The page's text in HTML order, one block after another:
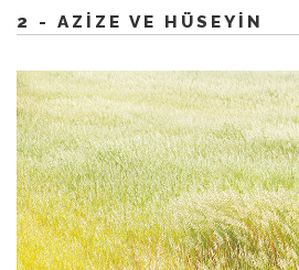
2 - AZIZE VE HÜSEYIN